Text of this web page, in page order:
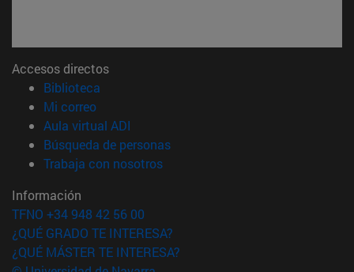
Accesos directos
Biblioteca
Mi correo(abre en nueva ventana)
Aula virtual ADI
Búsqueda de personas(abre en nueva ventana)
Trabaja con nosotros(abre en nueva ventana)
Información
TFNO +34 948 42 56 00
¿QUÉ GRADO TE INTERESA?
¿QUÉ MÁSTER TE INTERESA?